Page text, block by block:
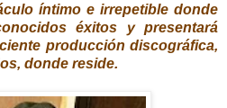
íntimo e irrepetible donde
éxitos y presentará
producción discográfica,
donde reside.